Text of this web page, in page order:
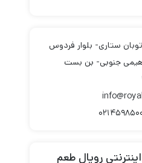
ستاری- بلوار فردوس
جنوبی- بن بست
۰۲۱۴۵۹۵۷
رویال طعم